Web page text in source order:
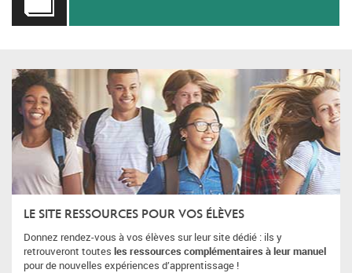
LE SITE RESSOURCES POUR VOS ÉLÈVES
Donnez rendez-vous à vos élèves sur leur site dédié : ils y
retrouveront toutes les ressources complémentaires à leur manuel
pour de nouvelles expériences d’apprentissage !